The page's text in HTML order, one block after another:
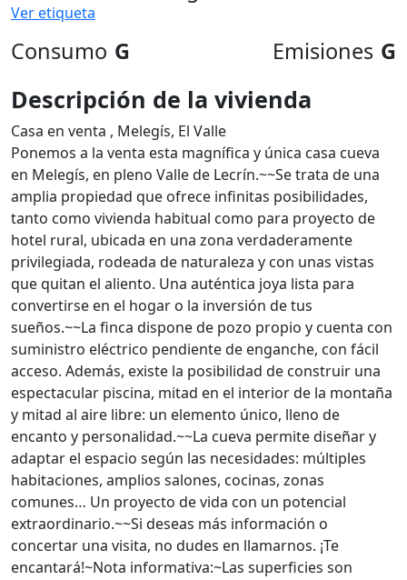
Ver etiqueta
Consumo G Emisiones G
Descripción de la vivienda
Casa en venta , Melegís, El Valle
Ponemos a la venta esta magnífica y única casa cueva
en Melegís, en pleno Valle de Lecrín.~~Se trata de una
amplia propiedad que ofrece infinitas posibilidades,
tanto como vivienda habitual como para proyecto de
hotel rural, ubicada en una zona verdaderamente
privilegiada, rodeada de naturaleza y con unas vistas
que quitan el aliento. Una auténtica joya lista para
convertirse en el hogar o la inversión de tus
sueños.~~La finca dispone de pozo propio y cuenta con
suministro eléctrico pendiente de enganche, con fácil
acceso. Además, existe la posibilidad de construir una
espectacular piscina, mitad en el interior de la montaña
y mitad al aire libre: un elemento único, lleno de
encanto y personalidad.~~La cueva permite diseñar y
adaptar el espacio según las necesidades: múltiples
habitaciones, amplios salones, cocinas, zonas
comunes… Un proyecto de vida con un potencial
extraordinario.~~Si deseas más información o
concertar una visita, no dudes en llamarnos. ¡Te
encantará!~Nota informativa:~Las superficies son